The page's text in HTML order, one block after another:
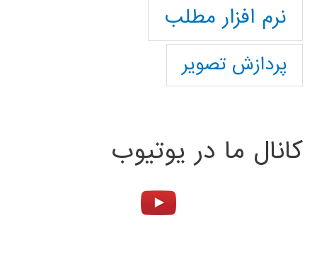
نرم افزار مطلب
پردازش تصویر
کانال ما در یوتیوب